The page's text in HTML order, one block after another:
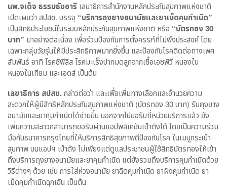
นพ.จเด็จ ธรรมธัชอารี เลขาธิการสำนักงานหลักประกันสุขภาพแห่งชาติ
เปิดเผยว่า สปสช. บรรจุ “บริการถุงยางอนามัยและยาเม็ดคุมกำเนิด”
เป็นสิทธิประโยชน์ในระบบหลักประกันสุขภาพแห่งชาติ หรือ “บัตรทอง 30
บาท” มาอย่างต่อเนื่อง เพื่อร่วมป้องกันการตั้งครรภ์ที่ไม่พึงประสงค์ โดย
เฉพาะกลุ่มวัยรุ่นให้มีประสิทธิภาพมากยิ่งขึ้น และป้องกันโรคติดต่อทางเพศ
สัมพันธ์ อาทิ โรคซิฟิลิส โรคมะเร็งปากมดลูกจากเชื้อเอชพีวี หนองใน
หนองในเทียม และเอดส์ เป็นต้น
เลขาธิการ สปสช.กล่าวต่อว่า และเพื่อเพิ่มทางเลือกและอำนวยความ
สะดวกให้ผู้มีสิทธิหลักประกันสุขภาพแห่งชาติ (บัตรทอง 30 บาท) รับถุงยาง
อนามัยและยาคุมกำเนิดได้ง่ายขึ้น นอกจากไปขอรับที่หน่วยบริการแล้ว ยัง
เพิ่มความสะดวกสามารถขอรับผ่านแอปพลิเคชันเป๋าตังได้ โดยเป็นความร่วม
มือกับธนาคารกรุงไทยที่ให้บริการสิทธิสุขภาพดีป้องกันโรค ในเมนูกระเป๋า
สุขภาพ บนแอปฯ เป๋าตัง ไม่เพียงแต่ดูแลประชาชนผู้ใช้สิทธิบัตรทองให้เข้า
ถึงบริการถุงยางอนามัยและยาคุมกำเนิด แต่ยังรวมถึงบริการคุมกำเนิดด้วย
วิธีต่างๆ ด้วย เช่น การใส่ห่วงอนามัย ยาฉีดคุมกำเนิด ยาฝังคุมกำเนิด ยา
เม็ดคุมกำเนิดฉุกเฉิน เป็นต้น